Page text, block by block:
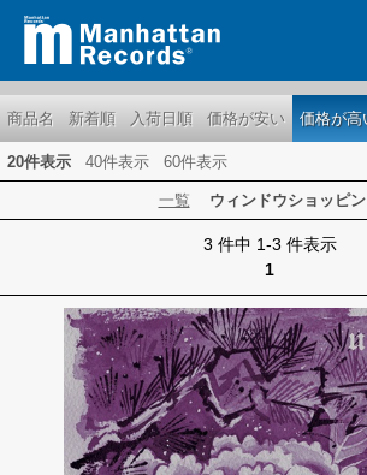
商品名 新着順 入荷日順 価格が安い 価格が高
20件表示 40件表示 60件表示
一覧 ウィンドウショッピ
3 件中 1-3 件表示
1